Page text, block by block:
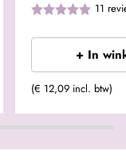
11
+ In
(€ 12,09 incl. btw)